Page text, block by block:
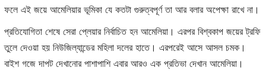
ফলে এই জয়ে আমেলিয়ার ভূমিকা যে কতটা গুরুত্বপূর্ণ তা আর বলার অপেক্ষা রাখে না।
প্রতিযোগিতা শেষে সেরা প্লেয়ার নির্বাচিত হন আমেলিয়া। এরপর বিশ্বকাপ জয়ের ট্রফি
তুলে দেওয়া হয় নিউজিল্যান্ডের মহিলা দলের হাতে। এরপরেই আসে আসল চমক।
বাইশ গজে দাপট দেখানোর পাশাপাশি এবার আরও এক প্রতিভা দেখান আমেলিয়া।